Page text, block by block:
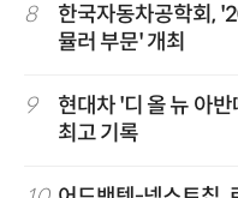
8
한국자동차공학회,
뮬러 부문' 개최
9
현대차 '디 올 뉴 아
최고 기록